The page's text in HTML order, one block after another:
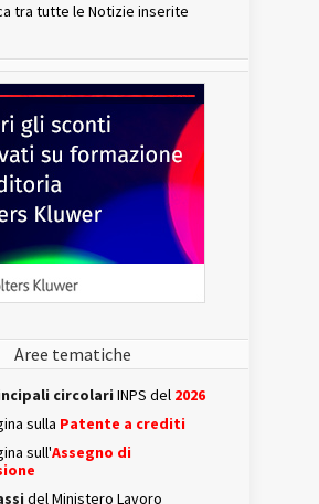
tra tutte le Notizie inserite
Aree tematiche
circolari INPS del 2026
sulla Patente a crediti
sull'Assegno di
del Ministero Lavoro